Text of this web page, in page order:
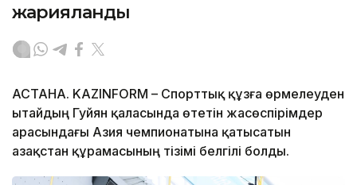
жарияланды
АСТАНА. KAZINFORM – Спорттық құзға өрмелеуден
Қытайдың Гуйян қаласында өтетін жасөспірімдер
арасындағы Азия чемпионатына қатысатын
Қазақстан құрамасының тізімі белгілі болды.